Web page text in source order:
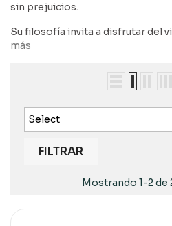
sin prejuicios.
Su filosofía invita a disfrutar del
más
Select
FILTRAR
Mostrando 1-2 de